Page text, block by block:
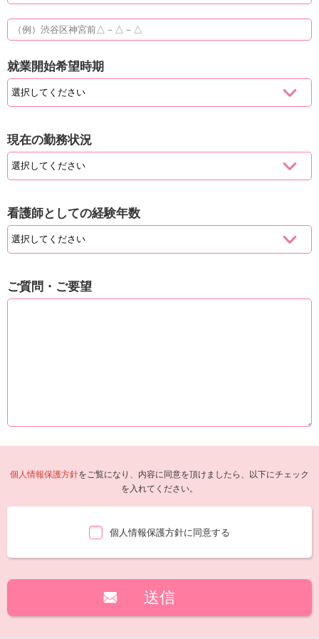
就業開始希望時期
現在の勤務状況
看護師としての経験年数
ご質問・ご要望
個人情報保護方針をご覧になり、内容に同意を頂けましたら、以下にチェック
を入れてください。
個人情報保護方針に同意する